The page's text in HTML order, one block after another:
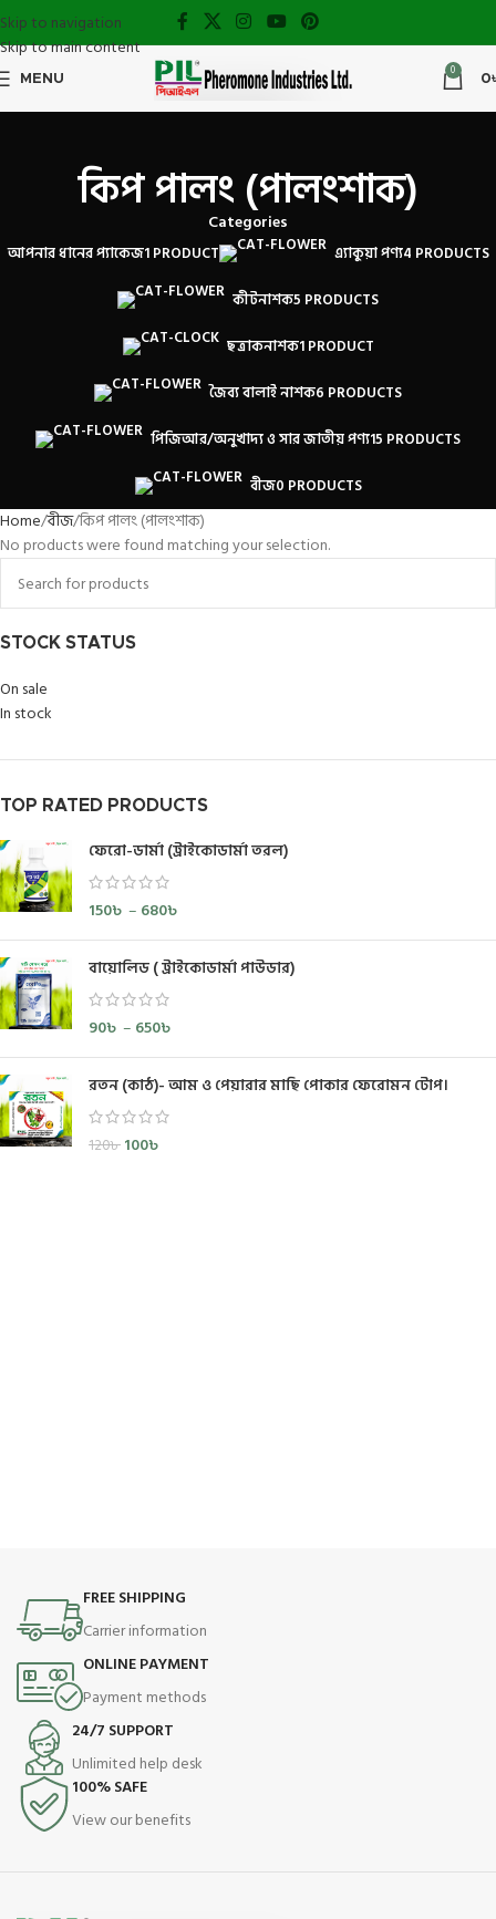
Skip to navigation
Skip to main content
MENU 0 0
কিপ পালং (পালংশাক)
Categories
আপনার ধানের প্যাকেজ1 PRODUCT এ্যাকুয়া পণ্য4 PRODUCTS
কীটনাশক5 PRODUCTS
ছত্রাকনাশক1 PRODUCT
জৈব্য বালাই নাশক6 PRODUCTS
পিজিআর/অনুখাদ্য ও সার জাতীয় পণ্য15 PRODUCTS
বীজ0 PRODUCTS
STOCK STATUS
On sale
In stock
TOP RATED PRODUCTS
ফেরো-ডার্মা (ট্রাইকোডার্মা তরল)
150৳ – 680৳
বায়োলিড ( ট্রাইকোডার্মা পাউডার)
90৳ – 650৳
রতন (কাঠ)- আম ও পেয়ারার মাছি পোকার ফেরোমন টোপ।
120৳ 100৳
Home বীজ কিপ পালং (পালংশাক)
No products were found matching your selection.
FREE SHIPPING
Carrier information
ONLINE PAYMENT
Payment methods
24/7 SUPPORT
Unlimited help desk
100% SAFE
View our benefits